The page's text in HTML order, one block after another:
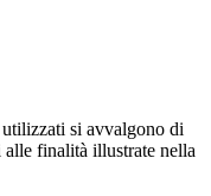
si avvalgono di
finalità illustrate nella